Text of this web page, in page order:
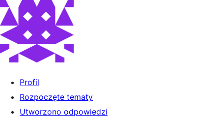
Profil
Rozpoczęte tematy
Utworzono odpowiedzi